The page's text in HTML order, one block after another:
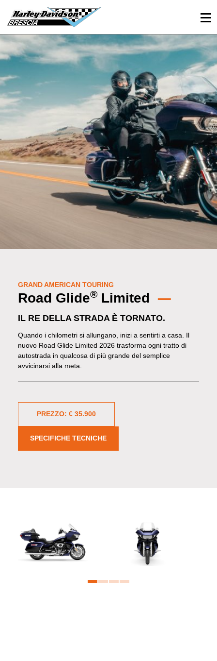
030 3366984 Viale Sant’Eufemia, 26 - Brescia
GRAND AMERICAN TOURING
Road Glide® Limited
IL RE DELLA STRADA È TORNATO.
Quando i chilometri si allungano, inizi a sentirti a casa. Il
nuovo Road Glide Limited 2026 trasforma ogni tratto di
autostrada in qualcosa di più grande del semplice
avvicinarsi alla meta.
PREZZO: € 35.900
SPECIFICHE TECNICHE